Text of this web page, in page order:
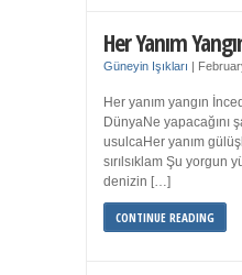
Her Yanım
Güneyin Işıkları
Her yanım yangın
DünyaNe yapacağını
usulcaHer yanım
sırılsıklam Şu yorgun
denizin […]
CONTINUE READING